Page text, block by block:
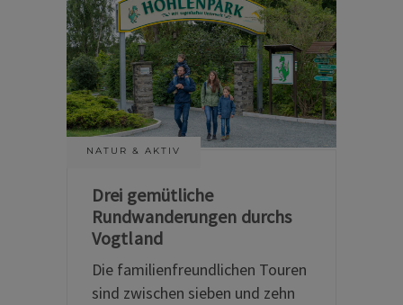
NATUR & AKTIV
Drei gemütliche
Rundwanderungen durchs
Vogtland
Die familienfreundlichen Touren
sind zwischen sieben und zehn